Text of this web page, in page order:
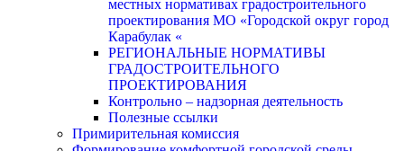
местных нормативах градостроительного
проектирования МО «Городской округ город
Карабулак «
РЕГИОНАЛЬНЫЕ НОРМАТИВЫ
ГРАДОСТРОИТЕЛЬНОГО
ПРОЕКТИРОВАНИЯ
Контрольно – надзорная деятельность
Полезные ссылки
Примирительная комиссия